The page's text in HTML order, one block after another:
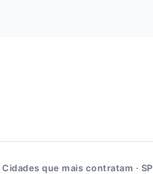
Cidades que mais contratam · SP